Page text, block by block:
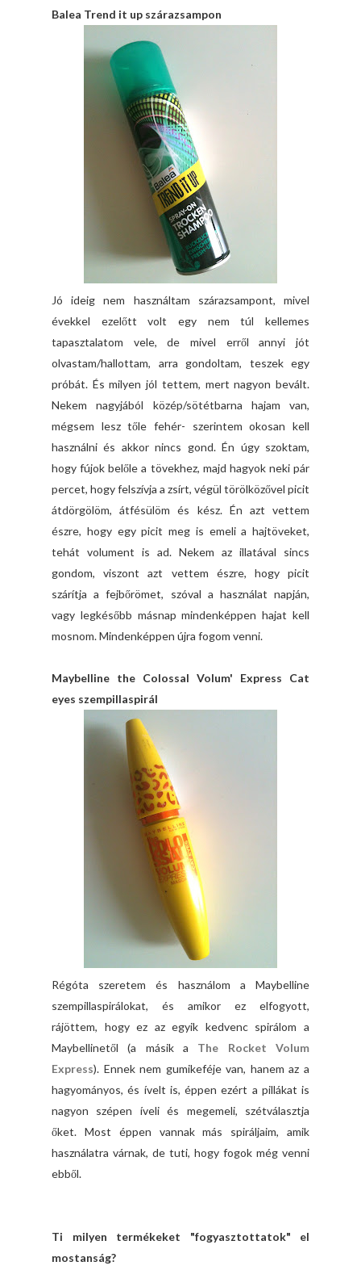
Balea Trend it up szárazsampon
Jó ideig nem használtam szárazsampont, mivel
évekkel ezelőtt volt egy nem túl kellemes
tapasztalatom vele, de mivel erről annyi jót
olvastam/hallottam, arra gondoltam, teszek egy
próbát. És milyen jól tettem, mert nagyon bevált.
Nekem nagyjából közép/sötétbarna hajam van,
mégsem lesz tőle fehér- szerintem okosan kell
használni és akkor nincs gond. Én úgy szoktam,
hogy fújok belőle a tövekhez, majd hagyok neki pár
percet, hogy felszívja a zsírt, végül törölközővel picit
átdörgölöm, átfésülöm és kész. Én azt vettem
észre, hogy egy picit meg is emeli a hajtöveket,
tehát volument is ad. Nekem az illatával sincs
gondom, viszont azt vettem észre, hogy picit
szárítja a fejbőrömet, szóval a használat napján,
vagy legkésőbb másnap mindenképpen hajat kell
mosnom. Mindenképpen újra fogom venni.
Maybelline the Colossal Volum' Express Cat
eyes szempillaspirál
Régóta szeretem és használom a Maybelline
szempillaspirálokat, és amikor ez elfogyott,
rájöttem, hogy ez az egyik kedvenc spirálom a
Maybellinetől (a másik a The Rocket Volum
Express). Ennek nem gumikeféje van, hanem az a
hagyományos, és ívelt is, éppen ezért a pillákat is
nagyon szépen íveli és megemeli, szétválasztja
őket. Most éppen vannak más spiráljaim, amik
használatra várnak, de tuti, hogy fogok még venni
ebből.
Ti milyen termékeket "fogyasztottatok" el
mostanság?